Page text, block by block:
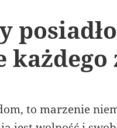
każdego
to marzenie